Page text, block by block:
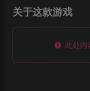
关于这款游戏
此处内